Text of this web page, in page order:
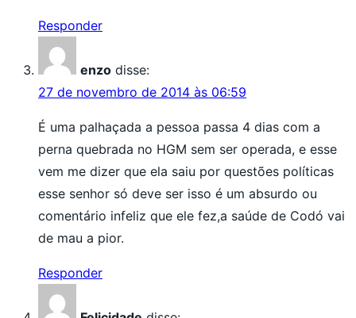
Responder
enzo disse:
27 de novembro de 2014 às 06:59
É uma palhaçada a pessoa passa 4 dias com a
perna quebrada no HGM sem ser operada, e esse
vem me dizer que ela saiu por questões políticas
esse senhor só deve ser isso é um absurdo ou
comentário infeliz que ele fez,a saúde de Codó vai
de mau a pior.
Responder